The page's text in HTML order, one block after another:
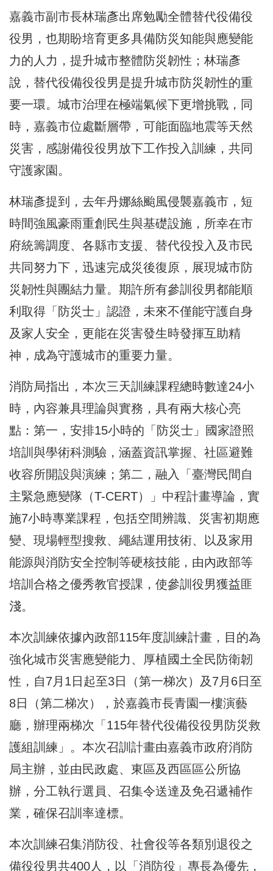
嘉義市副市長林瑞彥出席勉勵全體替代役備役
役男，也期盼培育更多具備防災知能與應變能
力的人力，提升城市整體防災韌性；林瑞彥
說，替代役備役役男是提升城市防災韌性的重
要一環。城市治理在極端氣候下更增挑戰，同
時，嘉義市位處斷層帶，可能面臨地震等天然
災害，感謝備役役男放下工作投入訓練，共同
守護家園。
林瑞彥提到，去年丹娜絲颱風侵襲嘉義市，短
時間強風豪雨重創民生與基礎設施，所幸在市
府統籌調度、各縣市支援、替代役投入及市民
共同努力下，迅速完成災後復原，展現城市防
災韌性與團結力量。期許所有參訓役男都能順
利取得「防災士」認證，未來不僅能守護自身
及家人安全，更能在災害發生時發揮互助精
神，成為守護城市的重要力量。
消防局指出，本次三天訓練課程總時數達24小
時，內容兼具理論與實務，具有兩大核心亮
點：第一，安排15小時的「防災士」國家證照
培訓與學術科測驗，涵蓋資訊掌握、社區避難
收容所開設與演練；第二，融入「臺灣民間自
主緊急應變隊（T-CERT）」中程計畫導論，實
施7小時專業課程，包括空間辨識、災害初期應
變、現場輕型搜救、繩結運用技術、以及家用
能源與消防安全控制等硬核技能，由內政部等
培訓合格之優秀教官授課，使參訓役男獲益匪
淺。
本次訓練依據內政部115年度訓練計畫，目的為
強化城市災害應變能力、厚植國土全民防衛韌
性，自7月1日起至3日（第一梯次）及7月6日至
8日（第二梯次），於嘉義市長青園一樓演藝
廳，辦理兩梯次「115年替代役備役役男防災救
護組訓練」。本次召訓計畫由嘉義市政府消防
局主辦，並由民政處、東區及西區區公所協
辦，分工執行選員、召集令送達及免召遞補作
業，確保召訓率達標。
本次訓練召集消防役、社會役等各類別退役之
備役役男共400人，以「消防役」專長為優先，